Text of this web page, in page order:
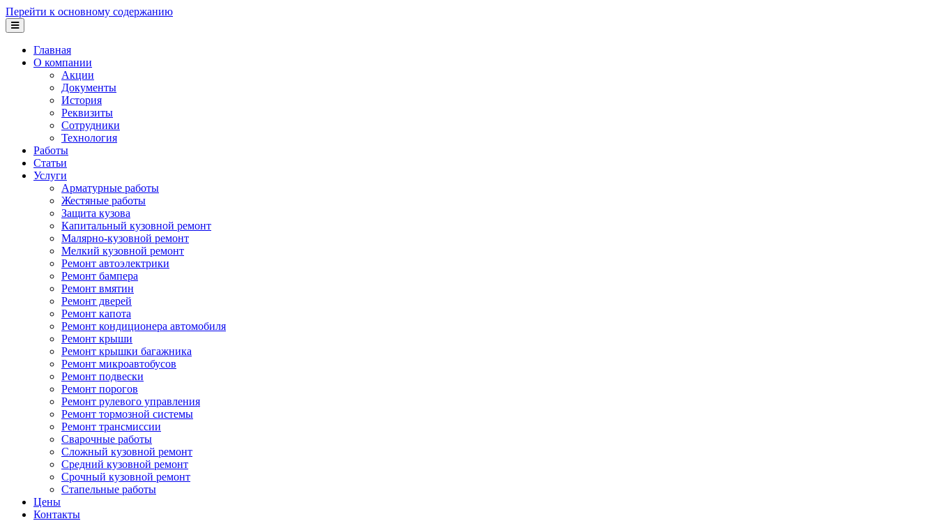
Перейти к основному содержанию
Главная
О компании
Акции
Документы
История
Реквизиты
Сотрудники
Технология
Работы
Статьи
Услуги
Арматурные работы
Жестяные работы
Защита кузова
Капитальный кузовной ремонт
Малярно-кузовной ремонт
Мелкий кузовной ремонт
Ремонт автоэлектрики
Ремонт бампера
Ремонт вмятин
Ремонт дверей
Ремонт капота
Ремонт кондиционера автомобиля
Ремонт крыши
Ремонт крышки багажника
Ремонт микроавтобусов
Ремонт подвески
Ремонт порогов
Ремонт рулевого управления
Ремонт тормозной системы
Ремонт трансмиссии
Сварочные работы
Сложный кузовной ремонт
Средний кузовной ремонт
Срочный кузовной ремонт
Стапельные работы
Цены
Контакты